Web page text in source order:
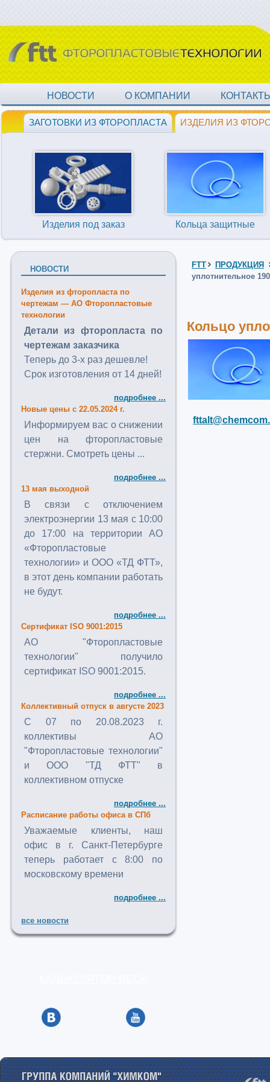
НОВОСТИ О КОМПАНИИ
ЗАГОТОВКИ ИЗ ФТОРОПЛАСТА ИЗДЕЛИЯ ИЗ
Изделия под заказ Кольца защитные
НОВОСТИ
Изделия из фторопласта по
чертежам — АО Фторопластовые
технологии
Детали из фторопласта по
чертежам заказчика
Теперь до 3-х раз дешевле!
Срок изготовления от 14 дней!
подробнее ...
Новые цены с 22.05.2024 г.
Информируем вас о снижении
цен на фторопластовые
стержни. Смотреть цены ...
подробнее ...
13 мая выходной
В связи с отключением
электроэнергии 13 мая с 10:00
до 17:00 на территории АО
«Фторопластовые
технологии» и ООО «ТД ФТТ»,
в этот день компании работать
не будут.
подробнее ...
Сертификат ISO 9001:2015
АО "Фторопластовые
технологии" получило
сертификат ISO 9001:2015.
подробнее ...
Коллективный отпуск в августе 2023
C 07 по 20.08.2023 г.
коллективы АО
"Фторопластовые технологии"
и ООО "ТД ФТТ" в
коллективном отпуске
подробнее ...
Расписание работы офиса в СПб
Уважаемые клиенты, наш
офис в г. Санкт-Петербурге
теперь работает с 8:00 по
московскому времени
подробнее ...
все новости
FTT
ПРОДУКЦИЯ
уплотнительное
Кольцо